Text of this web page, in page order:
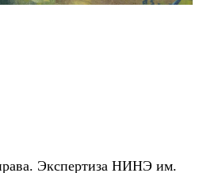
Экспертиза НИНЭ им.